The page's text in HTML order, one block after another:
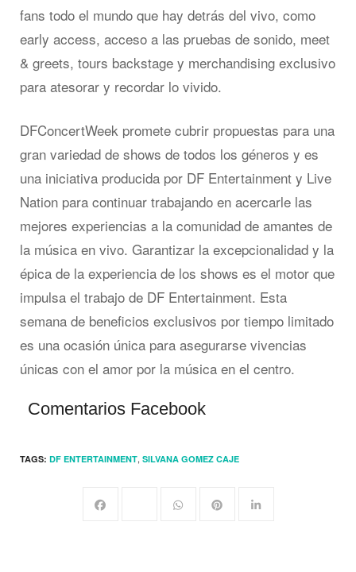
fans todo el mundo que hay detrás del vivo, como
early access, acceso a las pruebas de sonido, meet
& greets, tours backstage y merchandising exclusivo
para atesorar y recordar lo vivido.
DFConcertWeek promete cubrir propuestas para una
gran variedad de shows de todos los géneros y es
una iniciativa producida por DF Entertainment y Live
Nation para continuar trabajando en acercarle las
mejores experiencias a la comunidad de amantes de
la música en vivo. Garantizar la excepcionalidad y la
épica de la experiencia de los shows es el motor que
impulsa el trabajo de DF Entertainment. Esta
semana de beneficios exclusivos por tiempo limitado
es una ocasión única para asegurarse vivencias
únicas con el amor por la música en el centro.
Comentarios Facebook
TAGS: DF ENTERTAINMENT, SILVANA GOMEZ CAJE